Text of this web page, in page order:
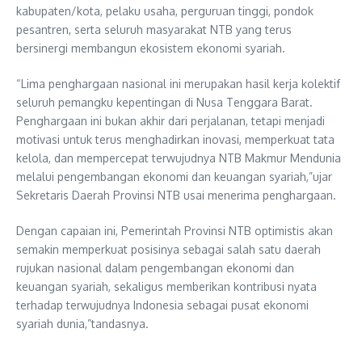
kabupaten/kota, pelaku usaha, perguruan tinggi, pondok
pesantren, serta seluruh masyarakat NTB yang terus
bersinergi membangun ekosistem ekonomi syariah.
“Lima penghargaan nasional ini merupakan hasil kerja kolektif
seluruh pemangku kepentingan di Nusa Tenggara Barat.
Penghargaan ini bukan akhir dari perjalanan, tetapi menjadi
motivasi untuk terus menghadirkan inovasi, memperkuat tata
kelola, dan mempercepat terwujudnya NTB Makmur Mendunia
melalui pengembangan ekonomi dan keuangan syariah,”ujar
Sekretaris Daerah Provinsi NTB usai menerima penghargaan.
Dengan capaian ini, Pemerintah Provinsi NTB optimistis akan
semakin memperkuat posisinya sebagai salah satu daerah
rujukan nasional dalam pengembangan ekonomi dan
keuangan syariah, sekaligus memberikan kontribusi nyata
terhadap terwujudnya Indonesia sebagai pusat ekonomi
syariah dunia,”tandasnya.